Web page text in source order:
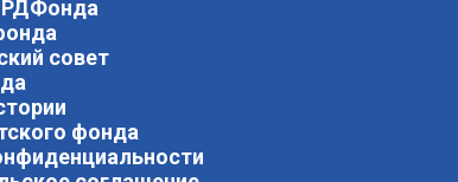
РДФонда
совет
фонда